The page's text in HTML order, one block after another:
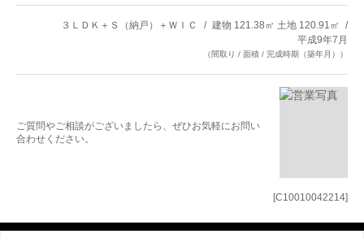
[C10010042214]
３ＬＤＫ＋Ｓ（納戸）＋ＷＩＣ
建物 121.38㎡ 土地 120.91㎡
平成9年7月
（間取り / 面積 / 完成時期（築年月））
ご質問やご相談がございましたら、ぜひお気軽にお問い
合わせください。